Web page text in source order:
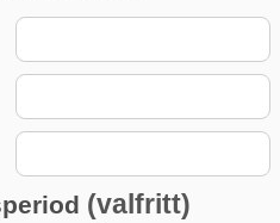
(valfritt)